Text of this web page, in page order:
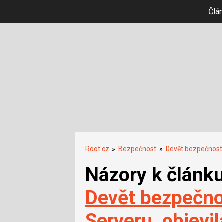
Root.cz » Bezpečnost » Devět
Názory k
Devět